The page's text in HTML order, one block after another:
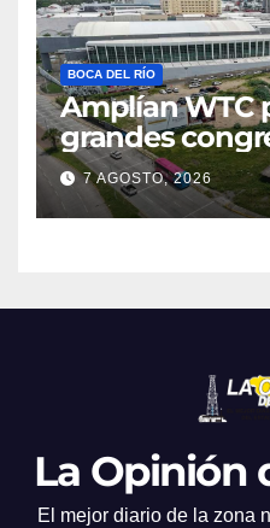
BOCA DEL RÍO
Amplían WTC
grandes
7 AGOSTO, 2026
La Opinión
El mejor diario de la zona